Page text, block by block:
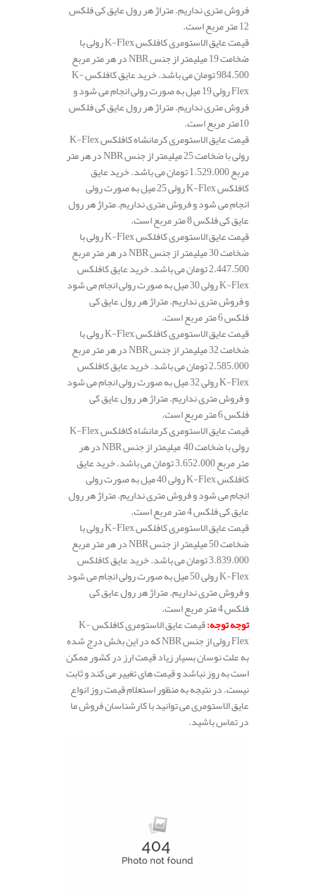
فروش متری نداریم. متراژ هر رول عایق کی فلکس
12 متر مربع است.
قیمت عایق الاستومری کافلکس K-Flex رولی با
ضخامت 19 میلیمتر از جنس NBR در هر متر مربع
984.500 تومان می باشد. خرید عایق کافلکس K-
Flex رولی 19 میل به صورت رولی انجام می شود و
فروش متری نداریم. متراژ هر رول عایق کی فلکس
10متر مربع است.
قیمت عایق الاستومری کرمانشاه کافلکس K-Flex
رولی با ضخامت 25 میلیمتر از جنس NBR در هر متر
مربع 1.529.000 تومان می باشد. خرید عایق
کافلکس K-Flex رولی 25 میل به صورت رولی
انجام می شود و فروش متری نداریم. متراژ هر رول
عایق کی فلکس 8 متر مربع است.
قیمت عایق الاستومری کافلکس K-Flex رولی با
ضخامت 30 میلیمتر از جنس NBR در هر متر مربع
2.447.500 تومان می باشد. خرید عایق کافلکس
K-Flex رولی 30 میل به صورت رولی انجام می شود
و فروش متری نداریم. متراژ هر رول عایق کی
فلکس 6 متر مربع است.
قیمت عایق الاستومری کافلکس K-Flex رولی با
ضخامت 32 میلیمتر از جنس NBR در هر متر مربع
2.585.000 تومان می باشد. خرید عایق کافلکس
K-Flex رولی 32 میل به صورت رولی انجام می شود
و فروش متری نداریم. متراژ هر رول عایق کی
فلکس 6 متر مربع است.
قیمت عایق الاستومری کرمانشاه کافلکس K-Flex
رولی با ضخامت 40 میلیمتر از جنس NBR در هر
متر مربع 3.652.000 تومان می باشد. خرید عایق
کافلکس K-Flex رولی 40 میل به صورت رولی
انجام می شود و فروش متری نداریم. متراژ هر رول
عایق کی فلکس 4 متر مربع است.
قیمت عایق الاستومری کافلکس K-Flex رولی با
ضخامت 50 میلیمتر از جنس NBR در هر متر مربع
3.839.000 تومان می باشد. خرید عایق کافلکس
K-Flex رولی 50 میل به صورت رولی انجام می شود
و فروش متری نداریم. متراژ هر رول عایق کی
فلکس 4 متر مربع است.
توجه توجه:
قیمت عایق الاستومری کافلکس K-
Flex رولی از جنس NBR که در این بخش درج شده
به علت نوسان بسیار زیاد قیمت ارز در کشور ممکن
است به روز نباشد و قیمت های تغییر می کند و ثابت
نیست. در نتیجه به منظور استعلام قیمت روز انواع
عایق الاستومری می توانید با کارشناسان فروش ما
در تماس باشید.